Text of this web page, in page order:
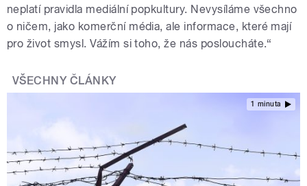
neplatí pravidla mediální popkultury. Nevysíláme všechno
o ničem, jako komerční média, ale informace, které mají
pro život smysl. Vážím si toho, že nás posloucháte.“
VŠECHNY ČLÁNKY
1 minuta